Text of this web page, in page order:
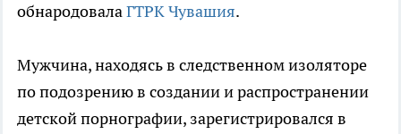
обнародовалаГТРК Чувашия.
Мужчина, находясь в следственном изоляторе
по подозрению в создании и распространении
детской порнографии, зарегистрировался в